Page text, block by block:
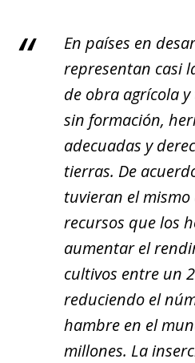
En países en
representan casi
de obra agrícola
sin formación,
adecuadas y
tierras. De
tuvieran el mismo
recursos que los
aumentar el
cultivos entre un
reduciendo el
hambre en el
millones. La